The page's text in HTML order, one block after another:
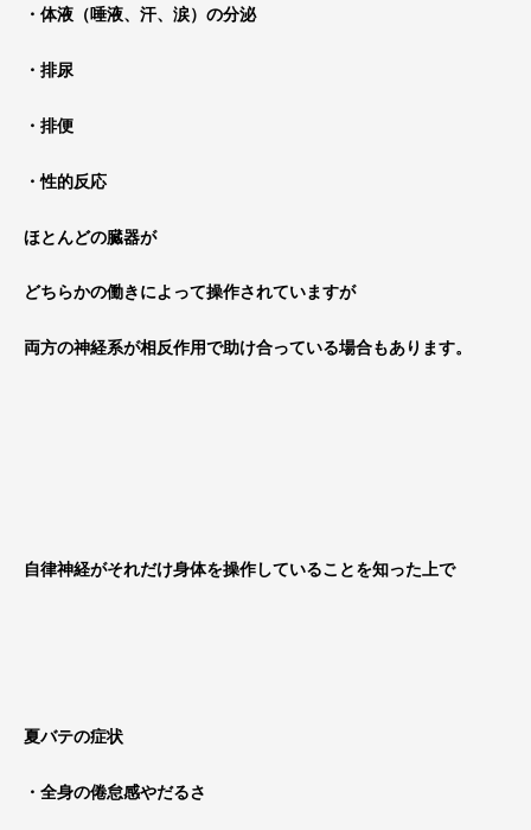
・体液（唾液、汗、涙）の分泌
・排尿
・排便
・性的反応
ほとんどの臓器が
どちらかの働きによって操作されていますが
両方の神経系が相反作用で助け合っている場合もあります。
自律神経がそれだけ身体を操作していることを知った上で
夏バテの症状
・全身の倦怠感やだるさ